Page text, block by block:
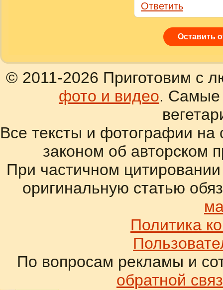
Ответить
Оставить
© 2011-2026 Приготовим с
фото и видео. Самые
Все тексты и фотографии
законом об авторском
При частичном
оригинальную статью
Политика
По вопросам рекламы и
обратной